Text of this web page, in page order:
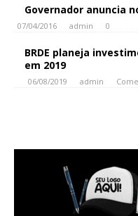
Governador anuncia
07/04/2016 admin 0
BRDE planeja
em 2019
06/08/2019 admin